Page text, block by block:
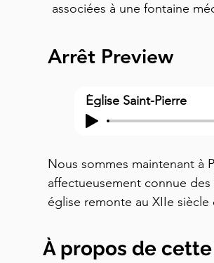
associées à une fontaine
Arrêt Preview
Église Saint-Pierre
Nous sommes maintenant à
affectueusement connue
église remonte au XIIe
région. Ce sont les mêmes
introduction dont
À propos de